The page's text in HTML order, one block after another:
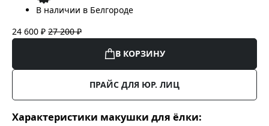
В наличии в Белгороде
24 600 ₽ 27 200 ₽
В КОРЗИНУ
ПРАЙС ДЛЯ ЮР. ЛИЦ
Характеристики макушки для ёлки: